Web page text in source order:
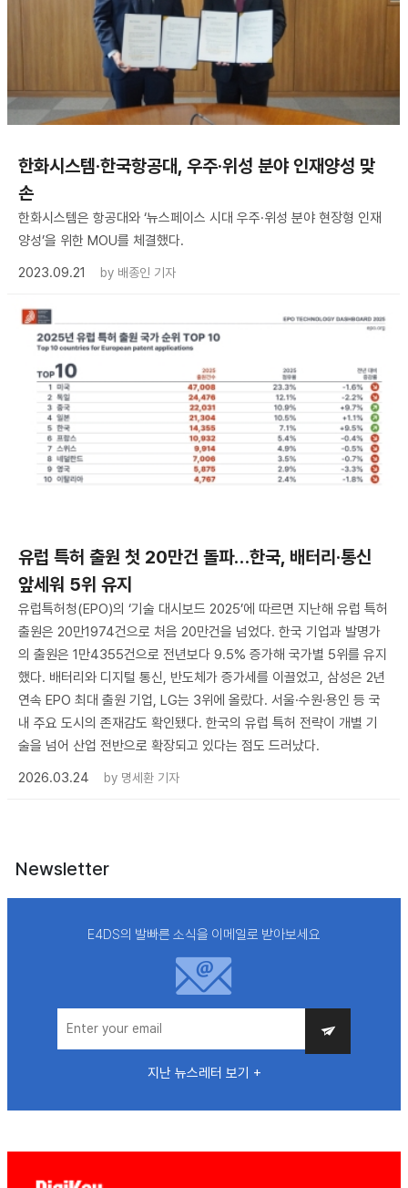
한화시스템·한국항공대, 우주·위성 분야 인재양성 맞
손
한화시스템은 항공대와 ‘뉴스페이스 시대 우주·위성 분야 현장형 인재
양성’을 위한 MOU를 체결했다.
2023.09.21
by 배종인 기자
유럽 특허 출원 첫 20만건 돌파…한국, 배터리·통신
앞세워 5위 유지
유럽특허청(EPO)의 ‘기술 대시보드 2025’에 따르면 지난해 유럽 특허
출원은 20만1974건으로 처음 20만건을 넘었다. 한국 기업과 발명가
의 출원은 1만4355건으로 전년보다 9.5% 증가해 국가별 5위를 유지
했다. 배터리와 디지털 통신, 반도체가 증가세를 이끌었고, 삼성은 2년
연속 EPO 최대 출원 기업, LG는 3위에 올랐다. 서울·수원·용인 등 국
내 주요 도시의 존재감도 확인됐다. 한국의 유럽 특허 전략이 개별 기
술을 넘어 산업 전반으로 확장되고 있다는 점도 드러났다.
2026.03.24
by 명세환 기자
Newsletter
E4DS의 발빠른 소식을 이메일로 받아보세요
지난 뉴스레터 보기 +